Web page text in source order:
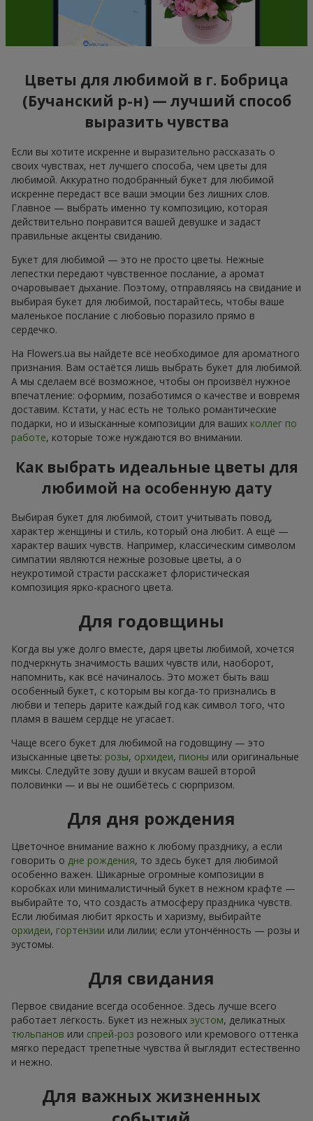
Цветы для любимой в г. Бобрица
(Бучанский р-н) — лучший способ
выразить чувства
Если вы хотите искренне и выразительно рассказать о
своих чувствах, нет лучшего способа, чем цветы для
любимой. Аккуратно подобранный букет для любимой
искренне передаст все ваши эмоции без лишних слов.
Главное — выбрать именно ту композицию, которая
действительно понравится вашей девушке и задаст
правильные акценты свиданию.
Букет для любимой — это не просто цветы. Нежные
лепестки передают чувственное послание, а аромат
очаровывает дыхание. Поэтому, отправляясь на свидание и
выбирая букет для любимой, постарайтесь, чтобы ваше
маленькое послание с любовью поразило прямо в
сердечко.
На Flowers.ua вы найдете всё необходимое для ароматного
признания. Вам остаётся лишь выбрать букет для любимой.
А мы сделаем всё возможное, чтобы он произвёл нужное
впечатление: оформим, позаботимся о качестве и вовремя
доставим. Кстати, у нас есть не только романтические
подарки, но и изысканные композиции для ваших коллег по
работе, которые тоже нуждаются во внимании.
Как выбрать идеальные цветы для
любимой на особенную дату
Выбирая букет для любимой, стоит учитывать повод,
характер женщины и стиль, который она любит. А ещё —
характер ваших чувств. Например, классическим символом
симпатии являются нежные розовые цветы, а о
неукротимой страсти расскажет флористическая
композиция ярко-красного цвета.
Для годовщины
Когда вы уже долго вместе, даря цветы любимой, хочется
подчеркнуть значимость ваших чувств или, наоборот,
напомнить, как всё начиналось. Это может быть ваш
особенный букет, с которым вы когда-то признались в
любви и теперь дарите каждый год как символ того, что
пламя в вашем сердце не угасает.
Чаще всего букет для любимой на годовщину — это
изысканные цветы: розы, орхидеи, пионы или оригинальные
миксы. Следуйте зову души и вкусам вашей второй
половинки — и вы не ошибётесь с сюрпризом.
Для дня рождения
Цветочное внимание важно к любому празднику, а если
говорить о дне рождения, то здесь букет для любимой
особенно важен. Шикарные огромные композиции в
коробках или минималистичный букет в нежном крафте —
выбирайте то, что создасть атмосферу праздника чувств.
Если любимая любит яркость и харизму, выбирайте
орхидеи, гортензии или лилии; если утончённость — розы и
эустомы.
Для свидания
Первое свидание всегда особенное. Здесь лучше всего
работает лёгкость. Букет из нежных эустом, деликатных
тюльпанов или спрей-роз розового или кремового оттенка
мягко передаст трепетные чувства й выглядит естественно
и нежно.
Для важных жизненных